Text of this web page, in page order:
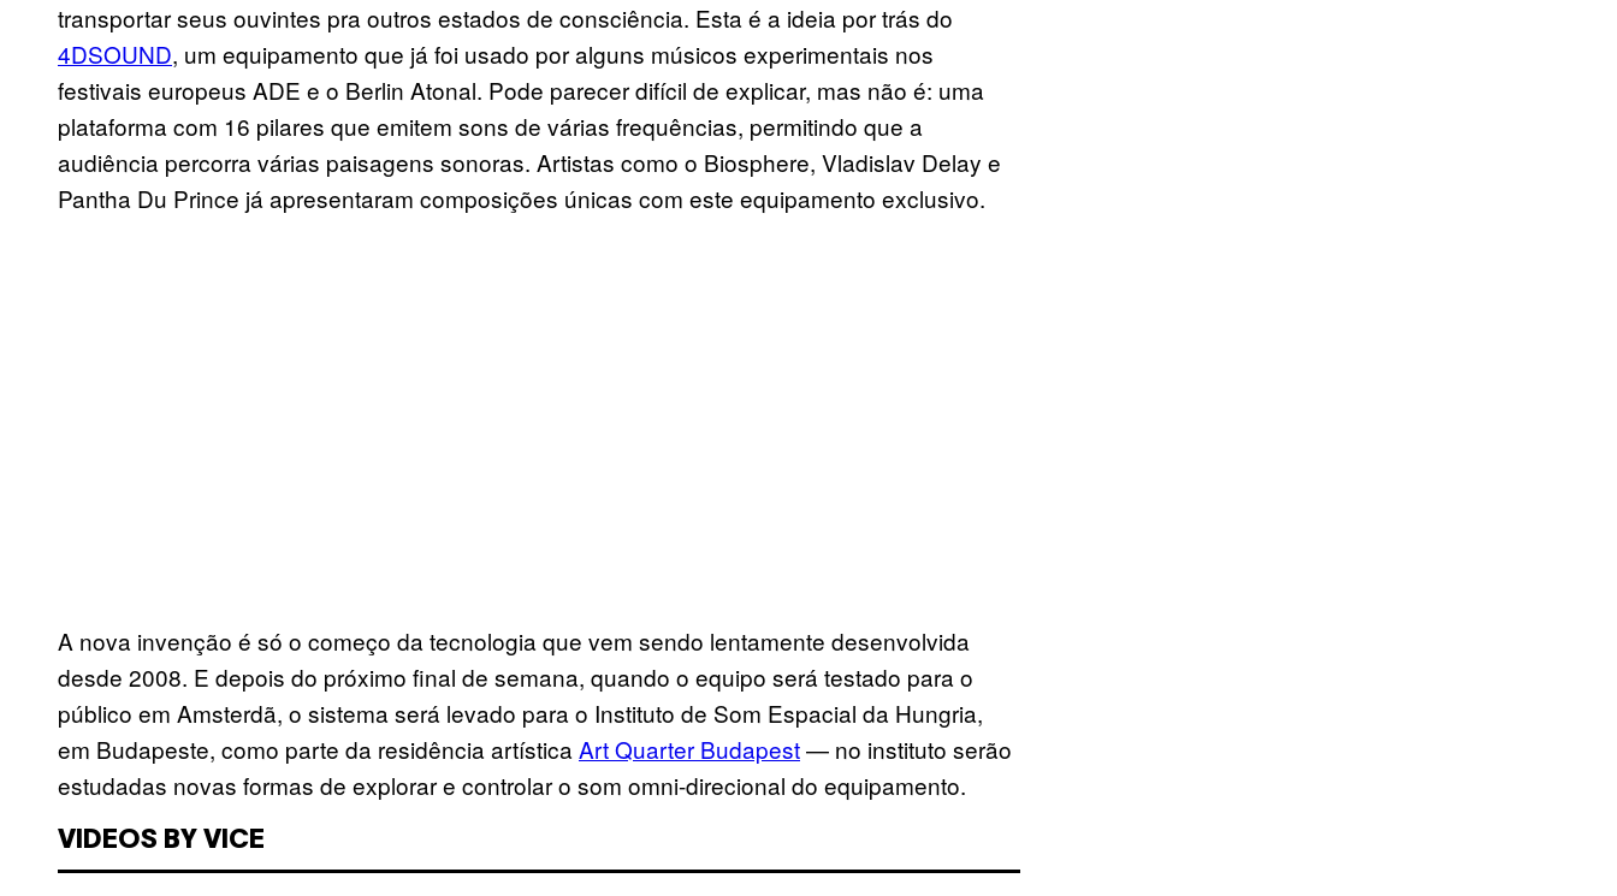
transportar seus ouvintes pra outros estados de consciência. Esta é a ideia por trás do
4DSOUND, um equipamento que já foi usado por alguns músicos experimentais nos
festivais europeus ADE e o Berlin Atonal. Pode parecer difícil de explicar, mas não é: uma
plataforma com 16 pilares que emitem sons de várias frequências, permitindo que a
audiência percorra várias paisagens sonoras. Artistas como o Biosphere, Vladislav Delay e
Pantha Du Prince já apresentaram composições únicas com este equipamento exclusivo.
A nova invenção é só o começo da tecnologia que vem sendo lentamente desenvolvida
desde 2008. E depois do próximo final de semana, quando o equipo será testado para o
público em Amsterdã, o sistema será levado para o Instituto de Som Espacial da Hungria,
em Budapeste, como parte da residência artística Art Quarter Budapest— no instituto serão
estudadas novas formas de explorar e controlar o som omni-direcional do equipamento.
VIDEOS BY VICE